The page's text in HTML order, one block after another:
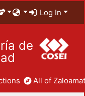
Log In
de
All of